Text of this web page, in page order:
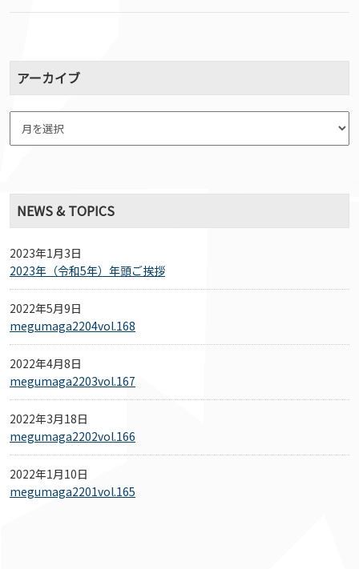
アーカイブ
NEWS & TOPICS
2023年1月3日
2023年（令和5年）年頭ご挨拶
2022年5月9日
megumaga2204vol.168
2022年4月8日
megumaga2203vol.167
2022年3月18日
megumaga2202vol.166
2022年1月10日
megumaga2201vol.165